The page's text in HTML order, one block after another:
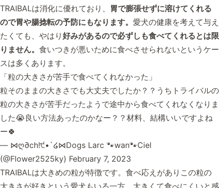
TRAIBALは消化に優れており、 胃で膨張せずに溶けてくれる
ので胃や腸捻転の予防にもなります。 愛犬の健康を考えて与え
たくても、やはり 好みがあるので必ずしも食べてくれるとは限
りません。 食いつきが悪いために食べさせられないというケー
スは多くあります。
「粒の大きさが苦手で食べてくれなかった」
粒そのままの大きさでも大丈夫でしたか？？うちトライバルの
粒の大きさが苦手だったようで途中から食べてくれなくなりま
した😭良い方法あったのかなー？？材料、結構いいですよね
ー🍀
— ⋈ღ∂ch!੯•`໒⋈Dogs Larc 🐾wan🐾Ciel
(@Flower2525ky) February 7, 2023
TRAIBALは大きめの粒が特徴です。食べ応えがありこの粒の
大きさが好きという愛犬もいる一方、大きくて食べにくいと感